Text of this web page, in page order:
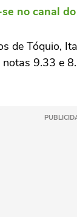
no canal
de Tóquio,
9.33 e